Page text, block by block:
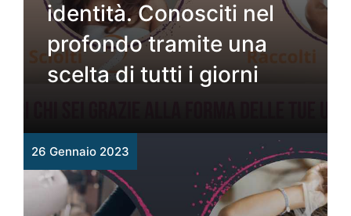
identità. Conosciti nel
profondo tramite una
scelta di tutti i giorni
26 Gennaio 2023